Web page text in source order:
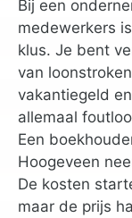
Bij een
medewerkers
klus. Je bent
van
vakantiegeld
allemaal
Een
Hoogeveen
De kosten
maar de prijs